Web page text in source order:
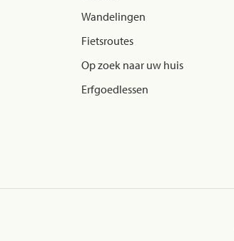
Wandelingen
Fietsroutes
Op zoek naar uw huis
Erfgoedlessen